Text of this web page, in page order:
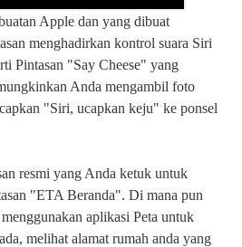
Apple dan yang dibuat
menghadirkan kontrol suara Siri
Pintasan "Say Cheese" yang
Anda mengambil foto
"Siri, ucapkan keju" ke ponsel
resmi yang Anda ketuk untuk
"ETA Beranda". Di mana pun
aplikasi Peta untuk
melihat alamat rumah anda yang